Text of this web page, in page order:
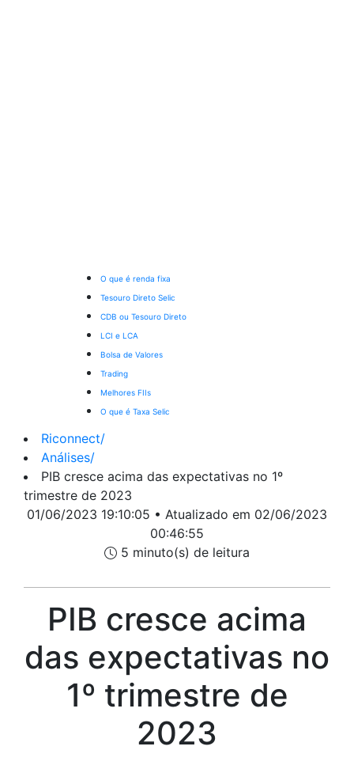
O que é renda fixa
Tesouro Direto Selic
CDB ou Tesouro Direto
LCI e LCA
Bolsa de Valores
Trading
Melhores FIIs
O que é Taxa Selic
Riconnect/
Análises/
PIB cresce acima das expectativas no 1º
trimestre de 2023
01/06/2023 19:10:05 • Atualizado em 02/06/2023
00:46:55
5 minuto(s) de leitura
PIB cresce acima
das expectativas no
1º trimestre de
2023